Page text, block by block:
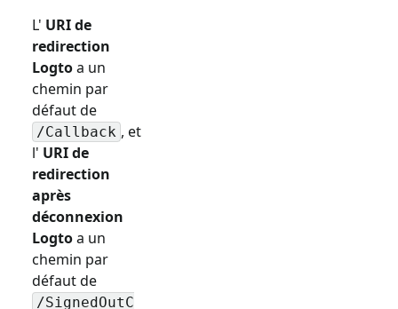
L' URI de
redirection
Logtoa un
chemin par
défaut de
/Callback , et
l' URI de
redirection
après
déconnexion
Logtoa un
chemin par
défaut de
/SignedOutC